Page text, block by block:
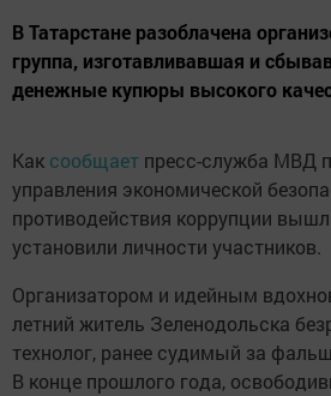
В Татарстане разоблачена
группа, изготавливавшая и
денежные купюры высокого
Как сообщает пресс-служба МВД
управления экономической
противодействия коррупции
установили личности участников.
Организатором и идейным
летний житель Зеленодольска
технолог, ранее судимый за
В конце прошлого года,